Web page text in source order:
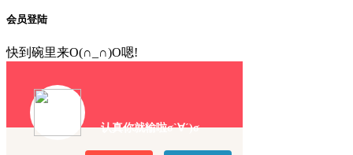
会员登陆
快到碗里来O(∩_∩)O嗯!
认真你就输啦σ`∀´)σ